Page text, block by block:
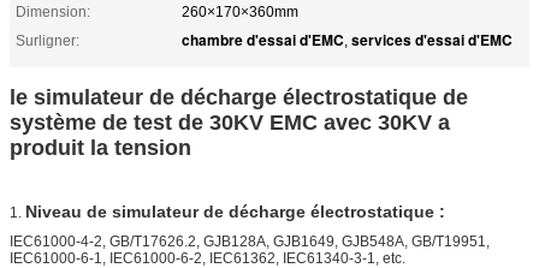
Dimension:
260×170×360mm
Surligner:
chambre d'essai d'EMC, services d'essai d'EMC
le simulateur de décharge électrostatique de
système de test de 30KV EMC avec 30KV a
produit la tension
1. Niveau de simulateur de décharge électrostatique :
IEC61000-4-2, GB/T17626.2, GJB128A, GJB1649, GJB548A, GB/T19951,
IEC61000-6-1, IEC61000-6-2, IEC61362, IEC61340-3-1, etc.